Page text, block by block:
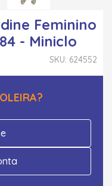
Feminino
- Miniclo
SKU: 624552